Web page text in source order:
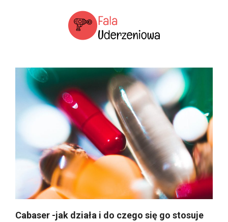
POŚWIĘCONY
FALII
UDERZENIOWEJ
Navigation
Cabaser -jak działa i do czego się go stosuje